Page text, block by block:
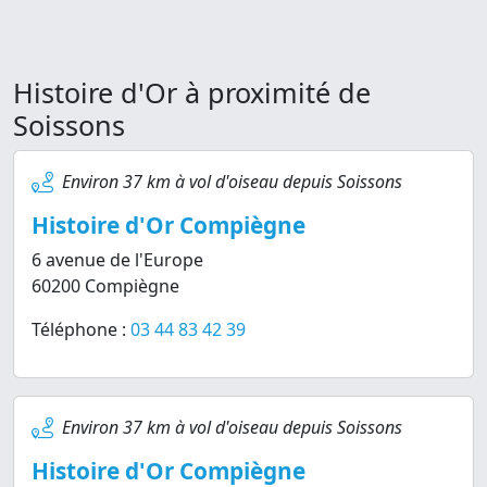
Histoire d'Or à proximité de
Soissons
Environ 37 km à vol d'oiseau depuis Soissons
Histoire d'Or Compiègne
6 avenue de l'Europe
60200 Compiègne
Téléphone : 03 44 83 42 39
Environ 37 km à vol d'oiseau depuis Soissons
Histoire d'Or Compiègne